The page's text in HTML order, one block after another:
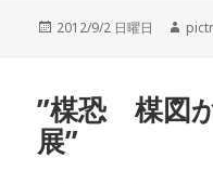
投
2012/9/2 日曜日
作
”楳恐 楳図
展”